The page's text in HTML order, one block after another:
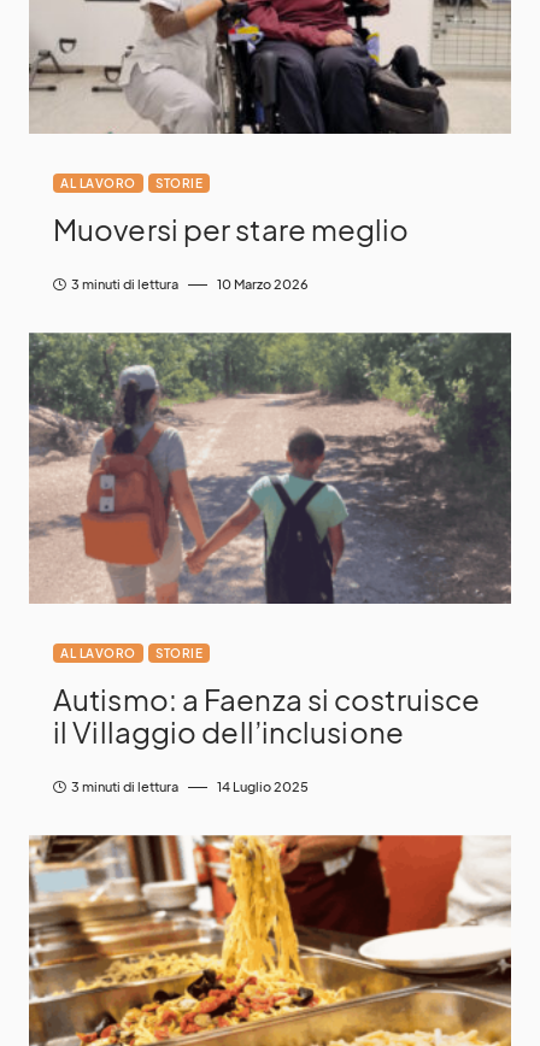
AL LAVORO STORIE
Muoversi per stare meglio
3 minuti di lettura 10 Marzo 2026
AL LAVORO STORIE
Autismo: a Faenza si costruisce
il Villaggio dell’inclusione
3 minuti di lettura 14 Luglio 2025